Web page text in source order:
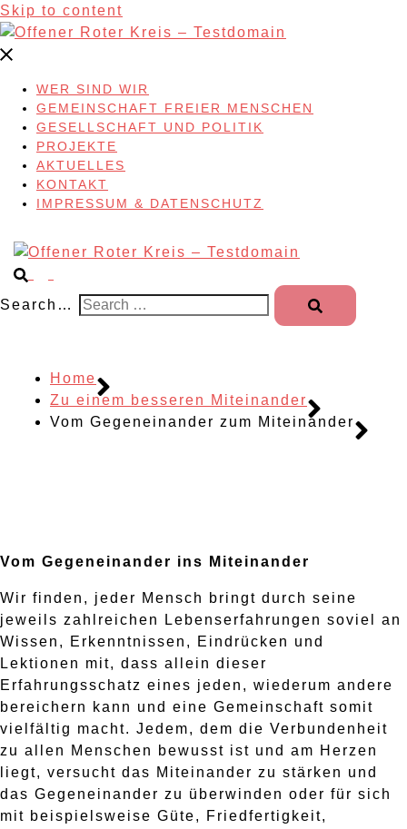
Skip to content
WER SIND WIR
GEMEINSCHAFT FREIER MENSCHEN
GESELLSCHAFT UND POLITIK
PROJEKTE
AKTUELLES
KONTAKT
IMPRESSUM & DATENSCHUTZ
Search…
Home
Zu einem besseren Miteinander
Vom Gegeneinander zum Miteinander
Vom Gegeneinander ins Miteinander
Wir finden, jeder Mensch bringt durch seine
jeweils zahlreichen Lebenserfahrungen soviel an
Wissen, Erkenntnissen, Eindrücken und
Lektionen mit, dass allein dieser
Erfahrungsschatz eines jeden, wiederum andere
bereichern kann und eine Gemeinschaft somit
vielfältig macht. Jedem, dem die Verbundenheit
zu allen Menschen bewusst ist und am Herzen
liegt, versucht das Miteinander zu stärken und
das Gegeneinander zu überwinden oder für sich
mit beispielsweise Güte, Friedfertigkeit,